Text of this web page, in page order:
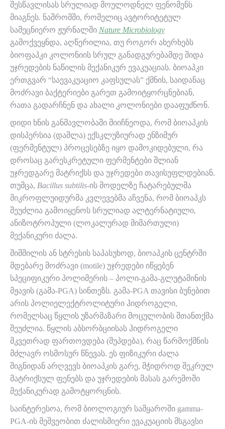
შესწავლისას სრულიად მოულოდნელ ფენომენს
მიაგნეს. ნაშრომში, რომელიც ავტორიტეტულ
სამეცნიერო ჟურნალში Nature Microbiology
გამოქვეყნდა, აღწერილია, თუ როგორ ახერხებს
ბიოფაპკი კოლონიის სრულ განადგურებამდე შიდა
უჯრედების ნაწილის მექანიკურ ევაკუაციას. ბიოაპკი
ერთგვარ “საევაკუაციო კაფსულას” ქმნის, საიდანაც
მოძრავი ბაქტერიები გარეთ გამოიტყორცნებიან,
რათა გადარჩნენ და ახალი კოლონიები დააფუძნონ.
დიდი ხნის განმავლობაში მიიჩნეოდა, რომ ბიოაპკის
დისპერსია (დაშლა) ექსკლუზიურად ენზიმურ
(ფერმენტულ) პროცესებზე იყო დამოკიდებული, რა
დროსაც გარესკრეტული ფერმენტები შლიან
უჯრედგარე მატრიქსს და უჯრედები თავისუფლდებიან.
თუმცა, Bacillus subtilis-ის მოდელზე ჩატარებულმა
მიკროფლუიდურმა კვლევებმა აჩვენა, რომ ბიოაპკს
შეუძლია გამოიყენოს სრულიად ალტერნატიული,
ანიზოტროპული (ლოკალურად მიმართული)
მექანიკური ძალა.
შიმშილის ან სტრესის საპასუხოდ, ბიოაპკის ცენტრში
მდებარე მოძრავი (motile) უჯრედები იწყებენ
სპეციფიკური პოლიმერის – პოლი-გამა-გლუტამინის
მჟავის (გამა-PGA) სინთეზს. გამა-PGA თავისი ბუნებით
არის პოლიელექტროლიტური ჰიდროგელი,
რომელსაც წყლის უზარმაზარი მოცულობის შთანთქმა
შეუძლია. წყლის აბსორბციისას ჰიდროგელი
მკვეთრად ფართოვდება (შუპდება), რაც წარმოქმნის
მძლავრ ოსმოსურ წნევას. ეს ფიზიკური ძალა
შიგნიდან არღვევს ბიოაპკის გარე, მჭიდროდ შეკრულ
მატრიქსულ ფენებს და უჯრედების მასას გარემოში
მექანიკურად გამოტყორცნის.
საინტერესოა, რომ ბიოლოგიურ სამყაროში gamma-
PGA-ის მეშვეობით ძალისმიერი ევაკუაციის მსგავსი